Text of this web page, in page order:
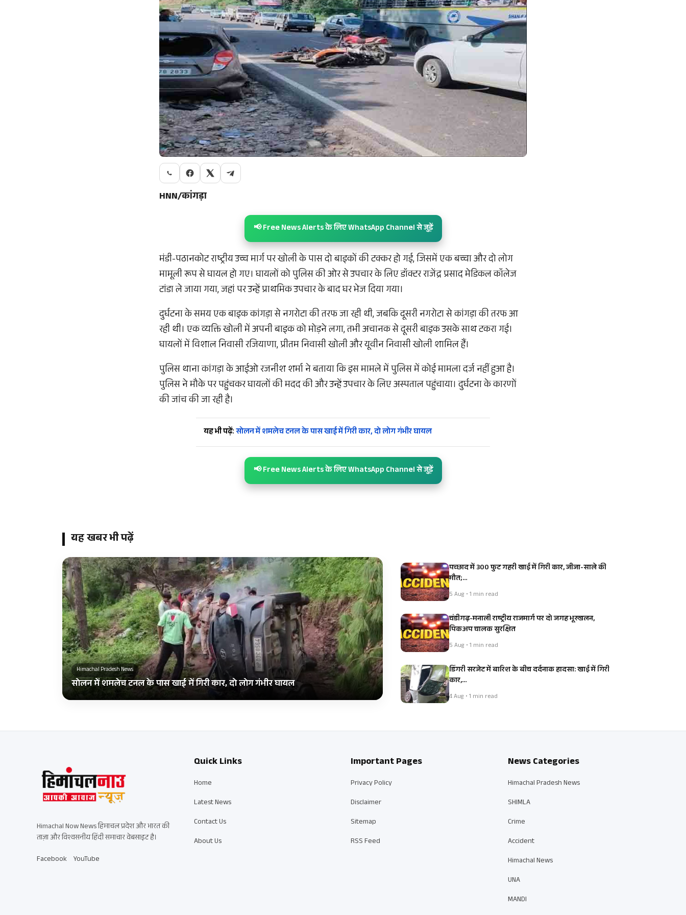
HNN/कांगड़ा
📢 Free News Alerts के लिए WhatsApp Channel से जुड़ें
मंडी-पठानकोट राष्ट्रीय उच्च मार्ग पर खोली के पास दो बाइकों की टक्कर हो गई, जिसमें एक बच्चा और दो लोग
मामूली रूप से घायल हो गए। घायलों को पुलिस की ओर से उपचार के लिए डॉक्टर राजेंद्र प्रसाद मेडिकल कॉलेज
टांडा ले जाया गया, जहां पर उन्हें प्राथमिक उपचार के बाद घर भेज दिया गया।
दुर्घटना के समय एक बाइक कांगड़ा से नगरोटा की तरफ जा रही थी, जबकि दूसरी नगरोटा से कांगड़ा की तरफ आ
रही थी। एक व्यक्ति खोली में अपनी बाइक को मोड़ने लगा, तभी अचानक से दूसरी बाइक उसके साथ टकरा गई।
घायलों में विशाल निवासी रजियाणा, प्रीतम निवासी खोली और यूवीन निवासी खोली शामिल हैं।
पुलिस थाना कांगड़ा के आईओ रजनीश शर्मा ने बताया कि इस मामले में पुलिस में कोई मामला दर्ज नहीं हुआ है।
पुलिस ने मौके पर पहुंचकर घायलों की मदद की और उन्हें उपचार के लिए अस्पताल पहुंचाया। दुर्घटना के कारणों
की जांच की जा रही है।
यह भी पढ़ें:सोलन में शमलेच टनल के पास खाई में गिरी कार, दो लोग गंभीर घायल
📢 Free News Alerts के लिए WhatsApp Channel से जुड़ें
यह खबर भी पढ़ें
Himachal Pradesh News
सोलन में शमलेच टनल के पास खाई में गिरी कार, दो लोग गंभीर घायल
पच्छाद में 300 फुट गहरी खाई में गिरी कार, जीजा-साले की
मौत;…
5 Aug • 1 min read
चंडीगढ़-मनाली राष्ट्रीय राजमार्ग पर दो जगह भूस्खलन,
पिकअप चालक सुरक्षित
5 Aug • 1 min read
डिंगरी सरजेट में बारिश के बीच दर्दनाक हादसा: खाई में गिरी
कार,…
4 Aug • 1 min read
Himachal Now News हिमाचल प्रदेश और भारत की
ताज़ा और विश्वसनीय हिंदी समाचार वेबसाइट है।
Facebook YouTube
Quick Links
Home
Latest News
Contact Us
About Us
Important Pages
Privacy Policy
Disclaimer
Sitemap
RSS Feed
News Categories
Himachal Pradesh News
SHIMLA
Crime
Accident
Himachal News
UNA
MANDI